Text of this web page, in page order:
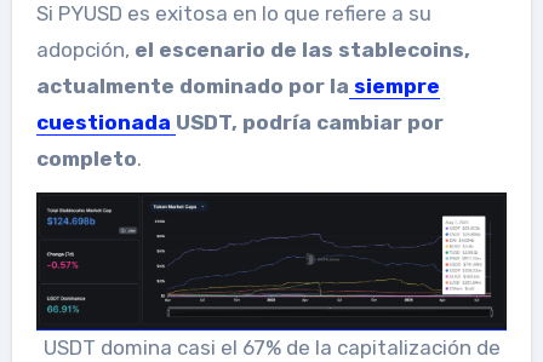
Si PYUSD es exitosa en lo que refiere a su
adopción, el escenario de las stablecoins,
actualmente dominado por la siempre
cuestionada USDT, podría cambiar por
completo.
USDT domina casi el 67% de la capitalización de